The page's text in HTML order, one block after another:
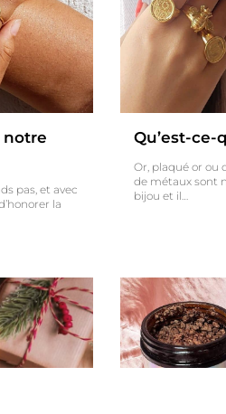
notre
pas, et avec
la
Qu’est-ce-
Or, plaqué or ou
de métaux sont
bijou et il…